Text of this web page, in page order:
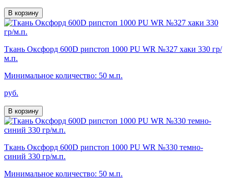
В корзину
Ткань Оксфорд 600D рипстоп 1000 PU WR №327 хаки 330 гр/
м.п.
Минимальное количество: 50 м.п.
руб.
В корзину
Ткань Оксфорд 600D рипстоп 1000 PU WR №330 темно-
синий 330 гр/м.п.
Минимальное количество: 50 м.п.